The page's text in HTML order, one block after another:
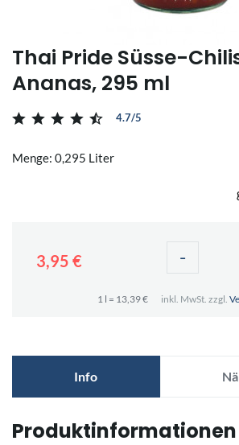
Thai Pride Süsse-
Ananas, 295 ml
4.7/5
Menge: 0,295 Liter
3,95 € -
1 l = 13,39 € inkl. MwSt. zzgl.
Info
Produktinformationen